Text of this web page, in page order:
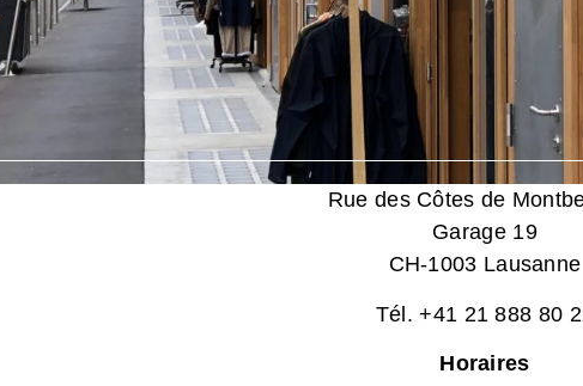
Rue des Côtes de
Garage 19
CH-1003 Lausanne
Tél. +41 21 888 80
Horaires